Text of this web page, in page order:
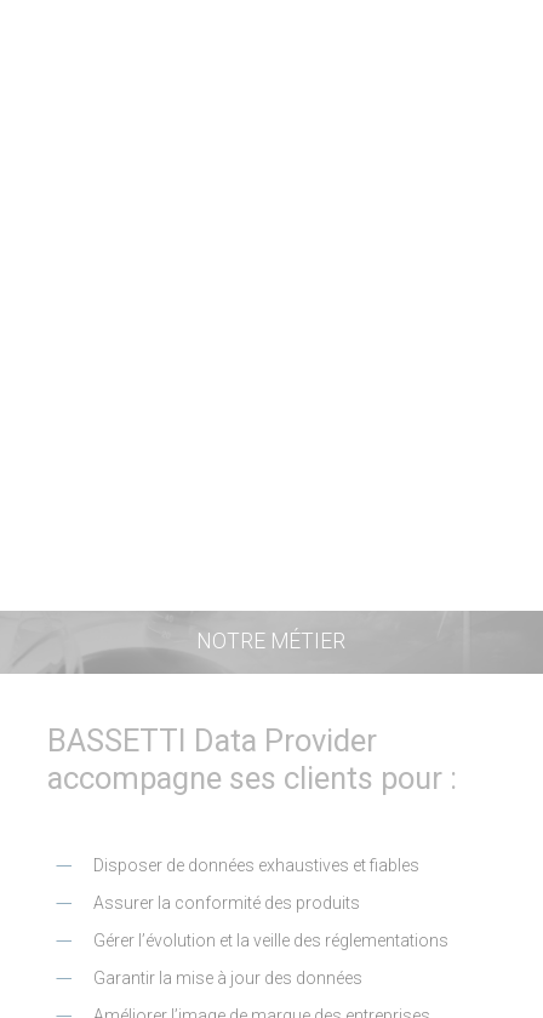
NOTRE MÉTIER
BASSETTI Data Provider
accompagne ses clients pour :
Disposer de données exhaustives et fiables
Assurer la conformité des produits
Gérer l’évolution et la veille des réglementations
Garantir la mise à jour des données